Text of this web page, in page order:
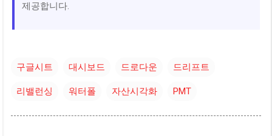
제공합니다.
구글시트 대시보드 드로다운 드리프트
리밸런싱 워터폴 자산시각화 PMT